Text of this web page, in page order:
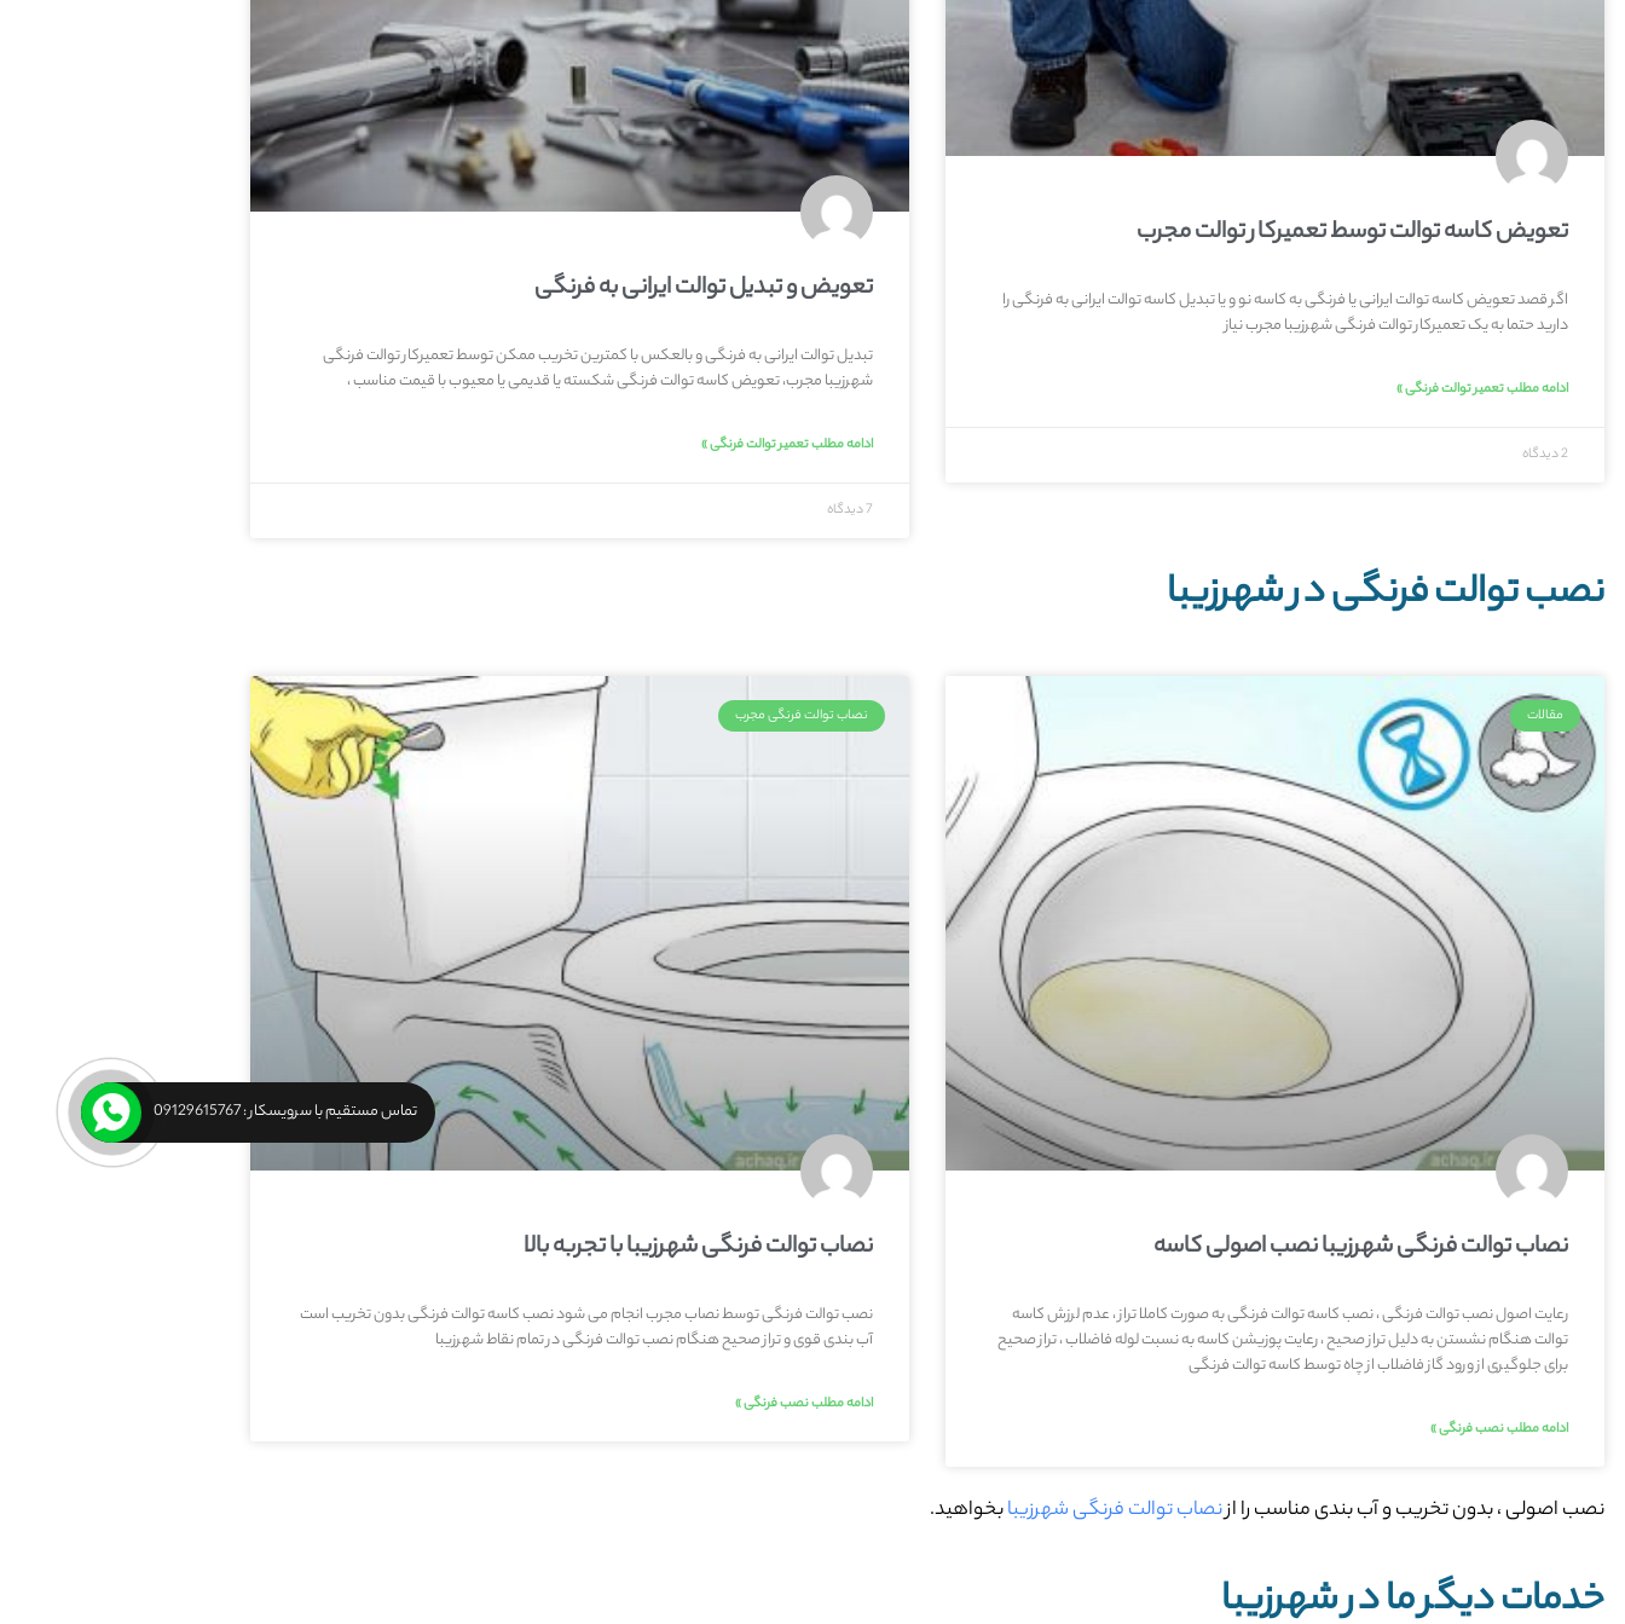
تعویض کاسه توالت توسط تعمیرکار توالت مجرب
اگر قصد تعویض کاسه توالت ایرانی یا فرنگی به کاسه نو و یا تبدیل کاسه توالت ایرانی به فرنگی را
دارید حتما به یک تعمیرکار توالت فرنگی شهرزیبا مجرب نیاز
ادامه مطلب تعمیر توالت فرنگی »
2 دیدگاه
تعویض و تبدیل توالت ایرانی به فرنگی
تبدیل توالت ایرانی به فرنگی و بالعکس با کمترین تخریب ممکن توسط تعمیرکار توالت فرنگی
شهرزیبا مجرب، تعویض کاسه توالت فرنگی شکسته یا قدیمی یا معیوب با قیمت مناسب ،
ادامه مطلب تعمیر توالت فرنگی »
7 دیدگاه
نصب توالت فرنگی در شهرزیبا
مقالات
نصاب توالت فرنگی شهرزیبا نصب اصولی کاسه
رعایت اصول نصب توالت فرنگی ، نصب کاسه توالت فرنگی به صورت کاملا تراز ، عدم لرزش کاسه
توالت هنگام نشستن به دلیل تراز صحیح ، رعایت پوزیشن کاسه به نسبت لوله فاضلاب ، تراز صحیح
برای جلوگیری از ورود گاز فاضلاب از چاه توسط کاسه توالت فرنگی
ادامه مطلب نصب فرنگی »
نصاب توالت فرنگی مجرب
نصاب توالت فرنگی شهرزیبا با تجربه بالا
نصب توالت فرنگی توسط نصاب مجرب انجام می شود نصب کاسه توالت فرنگی بدون تخریب است
آب بندی قوی و تراز صحیح هنگام نصب توالت فرنگی در تمام نقاط شهرزیبا
ادامه مطلب نصب فرنگی »
نصب اصولی ، بدون تخریب و آب بندی مناسب را ازنصاب توالت فرنگی شهرزیبابخواهید.
خدمات دیگر ما در شهرزیبا
تماس مستقیم با سرویسکار : 09129615767